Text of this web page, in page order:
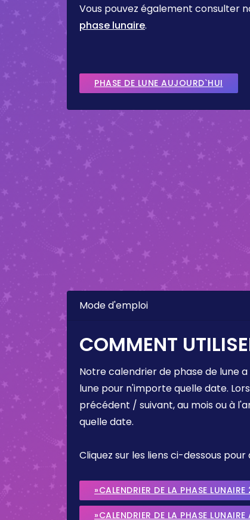
Vous pouvez également consulter
phase lunaire.
PHASE DE LUNE AUJOURD`HUI
Mode d'emploi
COMMENT
Notre calendrier de phase de lune
lune pour n'importe quelle date.
précédent / suivant, au mois ou à
quelle date.
Cliquez sur les liens ci-dessous
»CALENDRIER DE LA PHASE
»CALENDRIER DE LA PHASE